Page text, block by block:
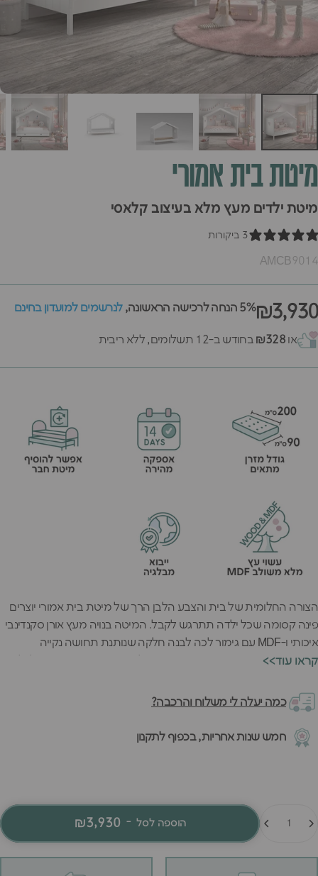
מיטתבית אמורי
מיטת ילדים מעץ מלא בעיצוב קלאסי
3 ביקורות
AMCB9014
₪3,9305% הנחה לרכישה הראשונה, לנרשמים למועדון בחינם
או₪328 בחודש ב-12 תשלומים, ללא ריבית
הצורה החלומית של בית והצבע הלבן הרך של מיטת בית אמורי יוצרים
פינה קסומה שכל ילדה תתרגש לקבל. המיטה בנויה מעץ אורן סקנדינבי
איכותי ו-MDF עם גימור לכה לבנה חלקה שנותנת תחושה נקייה
וחמימה. הגג המעוצב מעניק תחושה של מרחב פרטי ומיוחד שכל ילדה
בתוך המיטה יש קרשי רשת כלולים ואפשרות להוסיף מגירת מיטה
שנשלפת בקלות - פתרון מושלם כשחברה באה לישון או סתם כשבא
לארח. האיכות האירופאית המוכרת של המיטה מורגשת בכל פרט -
מהצביעה האחידה והחלקה ועד לחיבורים החזקים שמבטיחים יציבות.
<<קראו עוד
כמה יעלה לי משלוח והרכבה?
חמש שנות אחריות, בכפוף לתקנון
הוספה לסל -
₪3,930